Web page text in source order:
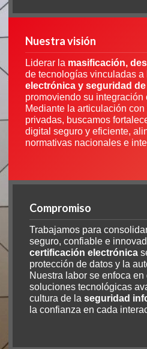
Nuestra visión
Liderar la masificación,
de tecnologías vinculadas a
electrónica y seguridad
promoviendo su integración
Mediante la articulación
privadas, buscamos
digital seguro y eficiente,
normativas nacionales e
Compromiso
Trabajamos para
seguro, confiable e
certificación electrónica
protección de datos y la
Nuestra labor se enfoca
soluciones tecnológicas
cultura de la seguridad
la confianza en cada